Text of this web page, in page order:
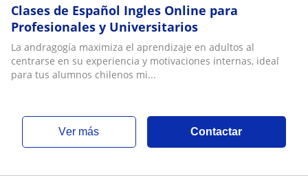
Clases de Español Ingles Online para
Profesionales y Universitarios
La andragogía maximiza el aprendizaje en adultos al
centrarse en su experiencia y motivaciones internas, ideal
para tus alumnos chilenos mi...
ver más Contactar